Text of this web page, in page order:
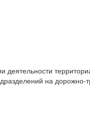
деятельности
на дорожно-